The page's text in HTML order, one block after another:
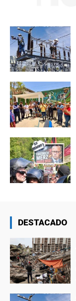
DESTACADO